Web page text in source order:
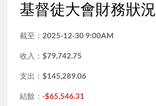
基督徒大會財務狀況
截至： 2025-12-30 9:00AM
收入：$79,742.75
支出：$145,289.06
結餘：-$65,546.31